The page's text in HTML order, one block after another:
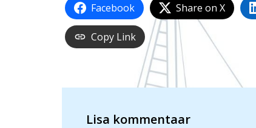
Facebook Share on X
Copy Link
Lisa kommentaar